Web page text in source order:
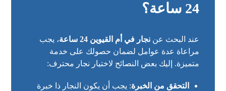
24 ساعة؟
عند البحث عننجار في أم القيوين 24 ساعة
، يجب
مراعاة عدة عوامل لضمان حصولك على خدمة
متميزة. إليك بعض النصائح لاختيار نجار محترف:
التحقق من الخبرة: يجب أن يكون النجار ذا خبرة